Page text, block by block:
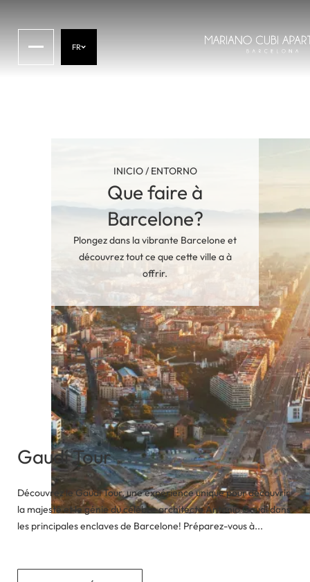
FR
INICIO/ ENTORNO
Que faire à
Barcelone?
Plongez dans la vibrante Barcelone et
découvrez tout ce que cette ville a à
offrir.
Gaudí Tour
Découvrez le Gaudí Tour, une expérience unique pour découvrir
la majesté et le génie du célèbre architecte Antonio Gaudí dans
les principales enclaves de Barcelone! Préparez-vous à...